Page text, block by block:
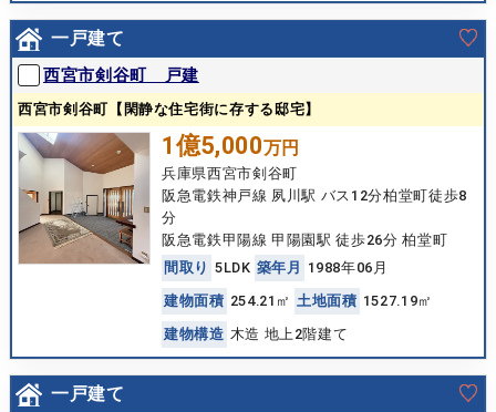
一戸建て
西宮市剣谷町 戸建
西宮市剣谷町【閑静な住宅街に存する邸宅】
1億5,000万円
兵庫県西宮市剣谷町
阪急電鉄神戸線 夙川駅 バス12分柏堂町徒歩8
分
阪急電鉄甲陽線 甲陽園駅 徒歩26分 柏堂町
間 取 り 5LDK 築年 月
1988年06月
建物面積 254.21㎡ 土地面積 1527.19㎡
建物構造 木造 地上2階建て
一戸建て